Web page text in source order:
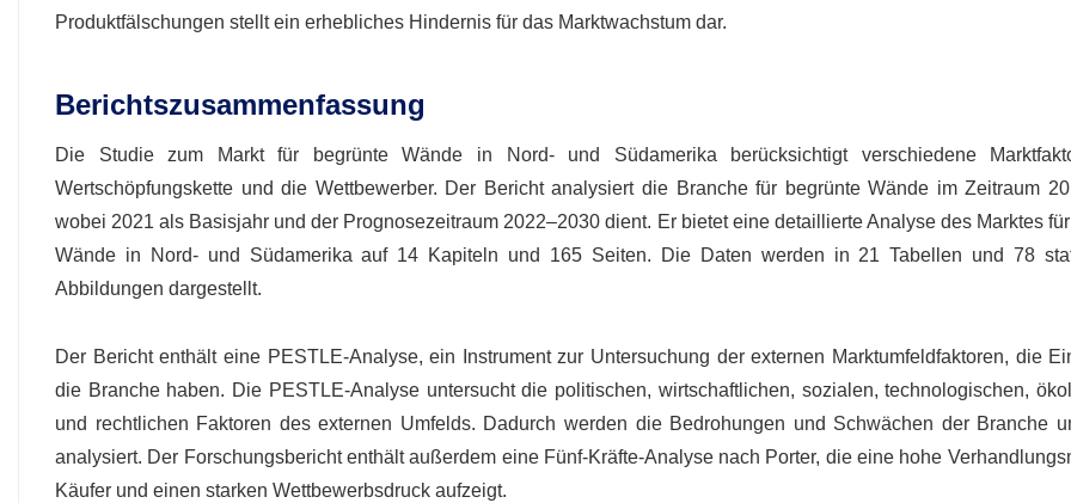
Produktfälschungen stellt ein erhebliches Hindernis für das Marktwachstum dar.
Berichtszusammenfassung
Die Studie zum Markt für begrünte Wände in Nord- und Südamerika berücksichtigt verschiedene
Wertschöpfungskette und die Wettbewerber. Der Bericht analysiert die Branche für begrünte Wände im Zeitraum
wobei 2021 als Basisjahr und der Prognosezeitraum 2022–2030 dient. Er bietet eine detaillierte Analyse des Marktes
Wände in Nord- und Südamerika auf 14 Kapiteln und 165 Seiten. Die Daten werden in 21 Tabellen und 78
Abbildungen dargestellt.
Der Bericht enthält eine PESTLE-Analyse, ein Instrument zur Untersuchung der externen Marktumfeldfaktoren, die
die Branche haben. Die PESTLE-Analyse untersucht die politischen, wirtschaftlichen, sozialen, technologischen,
und rechtlichen Faktoren des externen Umfelds. Dadurch werden die Bedrohungen und Schwächen der Branche
analysiert. Der Forschungsbericht enthält außerdem eine Fünf-Kräfte-Analyse nach Porter, die eine hohe
Käufer und einen starken Wettbewerbsdruck aufzeigt.